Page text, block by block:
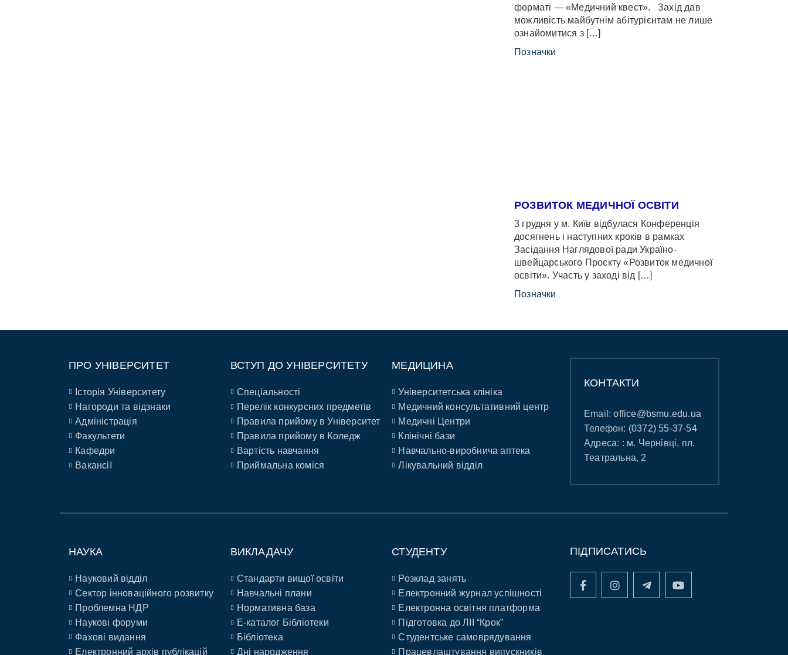
форматі — «Медичний квест». Захід дав
можливість майбутнім абітурієнтам не лише
ознайомитися з […]
Позначки
РОЗВИТОК МЕДИЧНОЇ ОСВІТИ
3 грудня у м. Київ відбулася Конференція
досягнень і наступних кроків в рамках
Засідання Наглядової ради Україно-
швейцарського Проєкту «Розвиток медичної
освіти». Участь у заході від […]
Позначки
ПРО УНІВЕРСИТЕТ
Історія Університету
Нагороди та відзнаки
Адміністрація
Факультети
Кафедри
Вакансії
ВСТУП ДО УНІВЕРСИТЕТУ
Спеціальності
Перелік конкурсних предметів
Правила прийому в Університет
Правила прийому в Коледж
Вартість навчання
Приймальна коміся
МЕДИЦИНА
Університетська клініка
Медичний консультативний центр
Медичні Центри
Клінічні бази
Навчально-виробнича аптека
Лікувальний відділ
КОНТАКТИ
Email:office@bsmu.edu.ua
Телефон: (0372) 55-37-54
Адреса: : м. Чернівці, пл.
Театральна, 2
НАУКА
Науковий відділ
Сектор інноваційного розвитку
Проблемна НДР
Наукові форуми
Фахові видання
Електронний архів публікацій
ВИКЛАДАЧУ
Стандарти вищої освіти
Навчальні плани
Нормативна база
E-каталог Бібліотеки
Бібліотека
Дні народження
СТУДЕНТУ
Розклад занять
Електронний журнал успішності
Електронна освітня платформа
Підготовка до ЛІІ “Крок”
Студентське самоврядування
Працевлаштування випускників
ПІДПИСАТИСЬ